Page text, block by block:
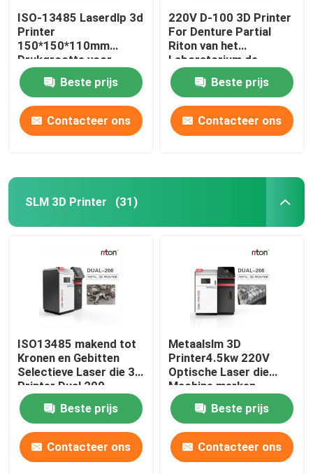
ISO-13485 Laserdlp 3d
Printer
150*150*110mm
Drukgrootte voor
Tandimplant Modellen
Beste prijs
Contacteer ons
220V D-100 3D Printer
For Denture Partial
Riton van het
Laboratorium de
Tandmetaal
Beste prijs
Contacteer ons
SLM 3D Printer (31)
ISO13485 makend tot
Kronen en Gebitten
Selectieve Laser die 3d
Printer Dual 200
smelten
Beste prijs
Contacteer ons
Metaalslm 3D
Printer4.5kw 220V
Optische Laser die
Machine merken
Beste prijs
Contacteer ons